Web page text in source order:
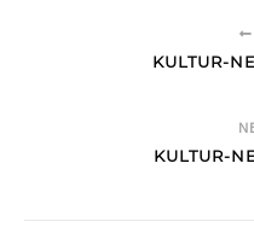
KULTUR-
KULTUR-